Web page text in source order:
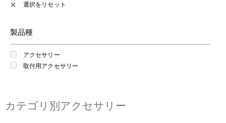
✕ 選択をリセット
製品種
アクセサリー
取付用アクセサリー
カテゴリ別アクセサリー